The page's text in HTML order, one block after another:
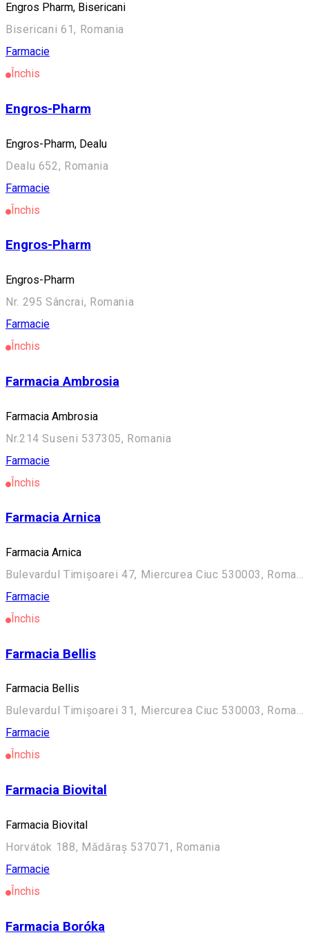
Engros Pharm, Bisericani
Bisericani 61, Romania
Farmacie
Închis
Engros-Pharm
Engros-Pharm, Dealu
Dealu 652, Romania
Farmacie
Închis
Engros-Pharm
Engros-Pharm
Nr. 295 Sâncrai, Romania
Farmacie
Închis
Farmacia Ambrosia
Farmacia Ambrosia
Nr.214 Suseni 537305, Romania
Farmacie
Închis
Farmacia Arnica
Farmacia Arnica
Bulevardul Timișoarei 47, Miercurea Ciuc 530003, Romania
Farmacie
Închis
Farmacia Bellis
Farmacia Bellis
Bulevardul Timișoarei 31, Miercurea Ciuc 530003, Romania
Farmacie
Închis
Farmacia Biovital
Farmacia Biovital
Horvátok 188, Mădăraș 537071, Romania
Farmacie
Închis
Farmacia Boróka